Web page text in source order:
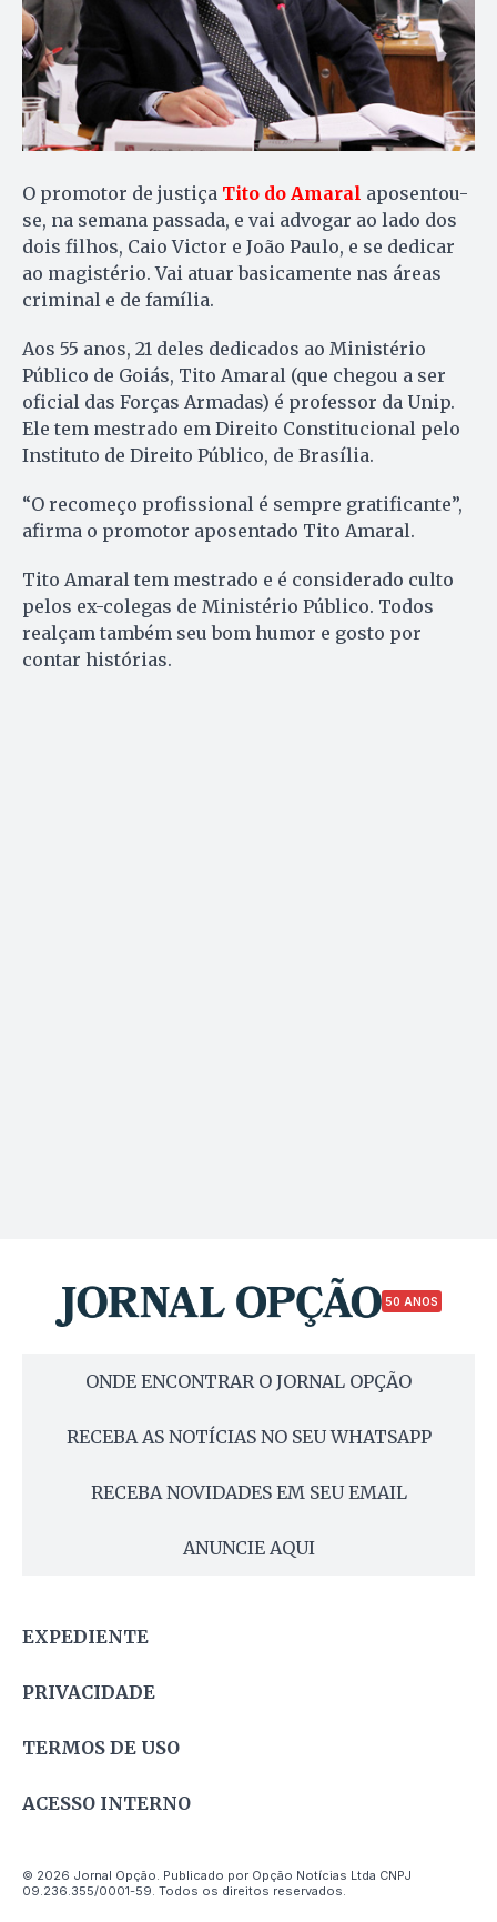
O promotor de justiça Tito do Amaral aposentou-
se, na semana passada, e vai advogar ao lado dos
dois filhos, Caio Victor e João Paulo, e se dedicar
ao magistério. Vai atuar basicamente nas áreas
criminal e de família.
Aos 55 anos, 21 deles dedicados ao Ministério
Público de Goiás, Tito Amaral (que chegou a ser
oficial das Forças Armadas) é professor da Unip.
Ele tem mestrado em Direito Constitucional pelo
Instituto de Direito Público, de Brasília.
“O recomeço profissional é sempre gratificante”,
afirma o promotor aposentado Tito Amaral.
Tito Amaral tem mestrado e é considerado culto
pelos ex-colegas de Ministério Público. Todos
realçam também seu bom humor e gosto por
contar histórias.
50 ANOS
ONDE ENCONTRAR O JORNAL OPÇÃO
RECEBA AS NOTÍCIAS NO SEU WHATSAPP
RECEBA NOVIDADES EM SEU EMAIL
ANUNCIE AQUI
EXPEDIENTE
PRIVACIDADE
TERMOS DE USO
ACESSO INTERNO
© 2026 Jornal Opção. Publicado por Opção Notícias Ltda CNPJ
09.236.355/0001-59. Todos os direitos reservados.